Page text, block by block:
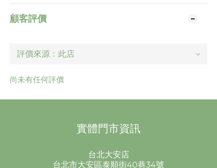
顧客評價
尚未有任何評價
實體門市資訊
台北大安店
台北市大安區泰順街40巷34號